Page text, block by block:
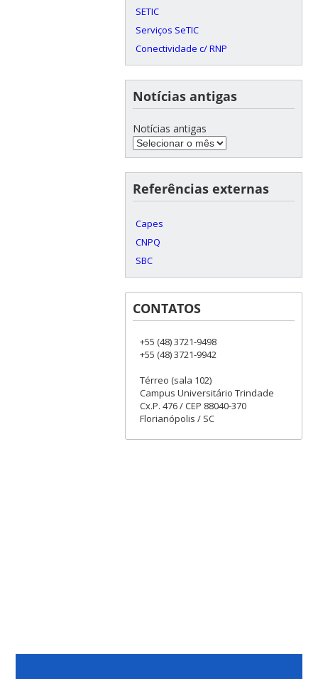
SETIC
Serviços SeTIC
Conectividade c/ RNP
Notícias antigas
Notícias antigas
Referências externas
Capes
CNPQ
SBC
CONTATOS
+55 (48) 3721-9498
+55 (48) 3721-9942
Térreo (sala 102)
Campus Universitário Trindade
Cx.P. 476 / CEP 88040-370
Florianópolis / SC